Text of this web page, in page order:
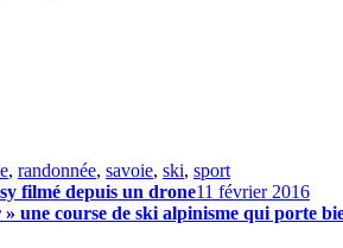
, randonnée, savoie, ski, sport
filmé depuis un drone11 février 2016
une course de ski alpinisme qui porte